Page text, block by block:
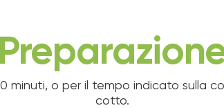
minuti, o per il tempo indicato sulla
cotto.